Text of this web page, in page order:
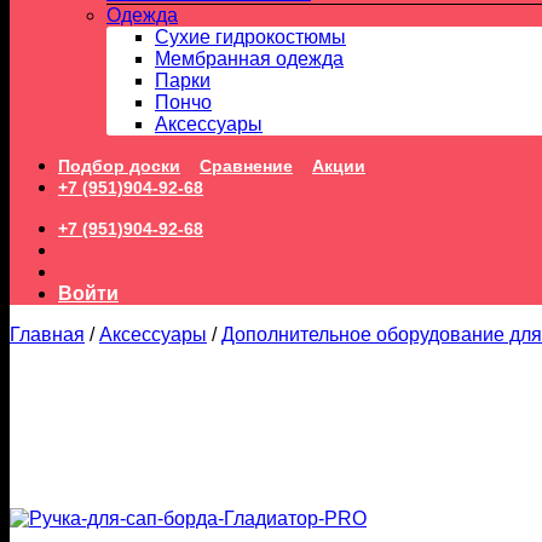
Одежда
Сухие гидрокостюмы
Мембранная одежда
Парки
Пончо
Аксессуары
Подбор доски Сравнение
Акции
+7 (951)904-92-68
+7 (951)904-92-68
Войти
Главная / Аксессуары / Дополнительное оборудование